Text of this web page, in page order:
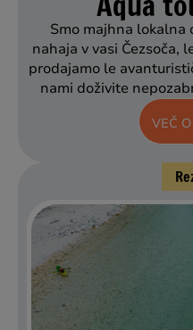
Smo majhna lokalna
nahaja v vasi Čezsoča,
prodajamo le
nami doživite
VEČ